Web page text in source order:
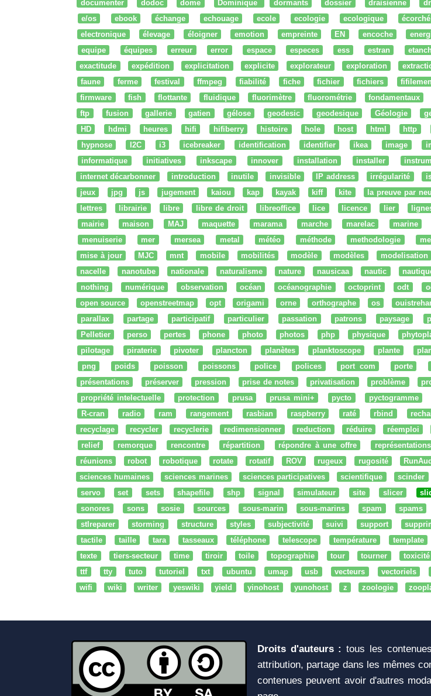
documenter
dodoc dome Dominique dormants dossier draisienne
e/os
ebook échange echouage ecole ecologie ecologique écorché
electronique
élevage éloigner emotion empreinte EN encoche
equipe
équipes erreur error espace especes ess estran
exactitude
expédition explicitation explicite explorateur exploration
faune
ferme festival ffmpeg fiabilité fiche fichier fichiers
firmware
fish flottante fluidique fluorimètre fluorométrie fondamentaux
ftp
fusion gallerie gatien gélose geodesic geodesique Géologie
HD
hdmi heures hifi hifiberry histoire hole host html http
hypnose
I2C i3 icebreaker identification identifier ikea image
informatique
initiatives inkscape innover installation installer
internet décarbonner
introduction inutile invisible IP address irrégularité
jeux
jpg js jugement kaiou kap kayak kiff kite la preuve par
lettres
librairie libre libre de droit libreoffice lice licence lier
mairie
maison MAJ maquette marama marche marelac marine
menuiserie
mer mersea metal météo méthode methodologie
mise à jour
MJC mnt mobile mobilités modèle modèles modelisation
nacelle
nanotube nationale naturalisme nature nausicaa nautic
nothing
numérique observation océan océanographie octoprint odt
open source
openstreetmap opt origami orne orthographe os
parallax
partage participatif particulier passation patrons paysage
Pelletier
perso pertes phone photo photos php physique
pilotage
piraterie pivoter plancton planètes planktoscope plante
png
poids poisson poissons police polices port com porte
présentations
préserver pression prise de notes privatisation problème
propriété intelectuelle
protection prusa prusa mini+ pycto pyctogramme
R-cran
radio ram rangement rasbian raspberry raté rbind
recyclage
recycler recyclerie redimensionner reduction réduire réemploi
relief
remorque rencontre répartition répondre à une offre représentations
réunions
robot robotique rotate rotatif ROV rugeux rugosité
sciences humaines
sciences marines sciences participatives scientifique scinder
servo
set sets shapefile shp signal simulateur site slicer
sonores
sons sosie sources sous-marin sous-marins spam spams
stlreparer
storming structure styles subjectivité suivi support
tactile
taille tara tasseaux téléphone telescope température template
texte
tiers-secteur time tiroir toile topographie tour tourner toxicité
ttf
tty tuto tutoriel txt ubuntu umap usb vecteurs vectoriels
wifi
wiki writer yeswiki yield yinohost yunohost z zoologie
Droits d'auteurs : tous les
attribution, partage dans les mêmes
contenues peuvent avoir d'autres